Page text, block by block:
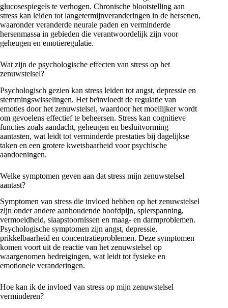
glucosespiegels te verhogen. Chronische blootstelling aan
stress kan leiden tot langetermijnveranderingen in de hersenen,
waaronder veranderde neurale paden en verminderde
hersenmassa in gebieden die verantwoordelijk zijn voor
geheugen en emotieregulatie.
Wat zijn de psychologische effecten van stress op het
zenuwstelsel?
Psychologisch gezien kan stress leiden tot angst, depressie en
stemmingswisselingen. Het beïnvloedt de regulatie van
emoties door het zenuwstelsel, waardoor het moeilijker wordt
om gevoelens effectief te beheersen. Stress kan cognitieve
functies zoals aandacht, geheugen en besluitvorming
aantasten, wat leidt tot verminderde prestaties bij dagelijkse
taken en een grotere kwetsbaarheid voor psychische
aandoeningen.
Welke symptomen geven aan dat stress mijn zenuwstelsel
aantast?
Symptomen van stress die invloed hebben op het zenuwstelsel
zijn onder andere aanhoudende hoofdpijn, spierspanning,
vermoeidheid, slaapstoornissen en maag- en darmproblemen.
Psychologische symptomen zijn angst, depressie,
prikkelbaarheid en concentratieproblemen. Deze symptomen
komen voort uit de reactie van het zenuwstelsel op
waargenomen bedreigingen, wat leidt tot fysieke en
emotionele veranderingen.
Hoe kan ik de invloed van stress op mijn zenuwstelsel
verminderen?